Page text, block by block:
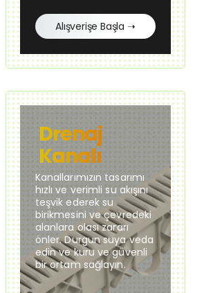
Güncel Fiyat
Çok Satan
Stokta Var Luxwares
Mazgalı – Drenaj Kanalı Üstü
Dayanıklı Plastik Izgara Kapak
240,00 TL
Satın Al Soru Sor
Alışverişe Başla ➝
Drenaj
Kanalı
Kanallarımızın tasarımı
hızlı ve verimli su akışını
teşvik ederek su
birikmesini ve çevredeki
alanlara olası zararı
önler. Durgun suya veda
edin ve kuru ve güvenli
bir ortam sağlayın.